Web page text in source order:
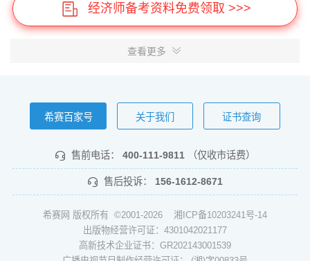
经济师备考资料免费领取 >>>
查看更多
希赛百家号 关于我们 证书查询
售前电话： 400-111-9811 （仅收市话费）
售后投诉： 156-1612-8671
希赛网 版权所有 ©2001-2026 湘ICP备10203241号-14
出版物经营许可证：4301042021177
高新技术企业证书：GR202143001539